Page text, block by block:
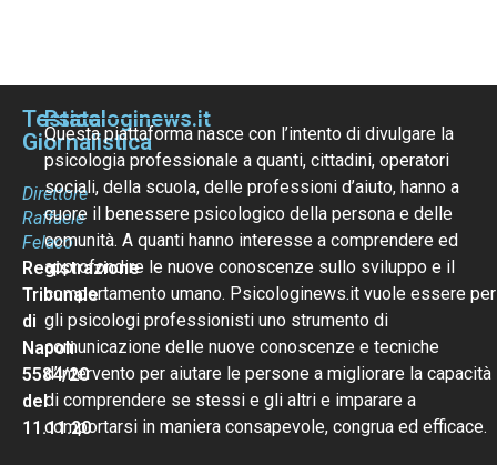
Testata
Giornalistica
Direttore
Raffaele
Felaco
Registrazione
Tribunale
di
Napoli
5584/20
del
11.11.20
Psicologinews.it
Questa piattaforma nasce con l’intento di divulgare la
psicologia professionale a quanti, cittadini, operatori
sociali, della scuola, delle professioni d’aiuto, hanno a
cuore il benessere psicologico della persona e delle
comunità. A quanti hanno interesse a comprendere ed
approfondire le nuove conoscenze sullo sviluppo e il
comportamento umano. Psicologinews.it vuole essere per
gli psicologi professionisti uno strumento di
comunicazione delle nuove conoscenze e tecniche
d’intervento per aiutare le persone a migliorare la capacità
di comprendere se stessi e gli altri e imparare a
comportarsi in maniera consapevole, congrua ed efficace.